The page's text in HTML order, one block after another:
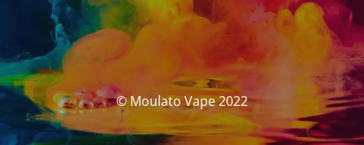
© Moulato Vape 2022